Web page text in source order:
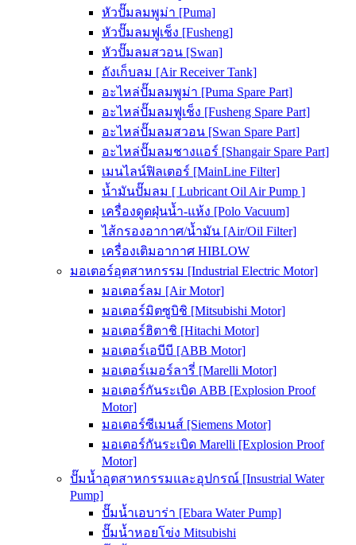
หัวปั๊มลมพูม่า [Puma]
หัวปั๊มลมฟูเช็ง [Fusheng]
หัวปั๊มลมสวอน [Swan]
ถังเก็บลม [Air Receiver Tank]
อะไหล่ปั๊มลมพูม่า [Puma Spare Part]
อะไหล่ปั๊มลมฟูเช็ง [Fusheng Spare Part]
อะไหล่ปั๊มลมสวอน [Swan Spare Part]
อะไหล่ปั๊มลมชางแอร์ [Shangair Spare Part]
เมนไลน์ฟิลเตอร์ [MainLine Filter]
น้ำมันปั๊มลม [ Lubricant Oil Air Pump ]
เครื่องดูดฝุ่นน้ำ-แห้ง [Polo Vacuum]
ไส้กรองอากาศ/น้ำมัน [Air/Oil Filter]
เครื่องเติมอากาศ HIBLOW
มอเตอร์อุตสาหกรรม [Industrial Electric Motor]
มอเตอร์ลม [Air Motor]
มอเตอร์มิตซูบิชิ [Mitsubishi Motor]
มอเตอร์ฮิตาชิ [Hitachi Motor]
มอเตอร์เอบีบี [ABB Motor]
มอเตอร์เมอร์ลารี่ [Marelli Motor]
มอเตอร์กันระเบิด ABB [Explosion Proof
Motor]
มอเตอร์ซีเมนส์ [Siemens Motor]
มอเตอร์กันระเบิด Marelli [Explosion Proof
Motor]
ปั๊มน้ำอุตสาหกรรมและอุปกรณ์ [Insustrial Water
Pump]
ปั๊มน้ำเอบาร่า [Ebara Water Pump]
ปั๊มน้ำหอยโข่ง Mitsubishi